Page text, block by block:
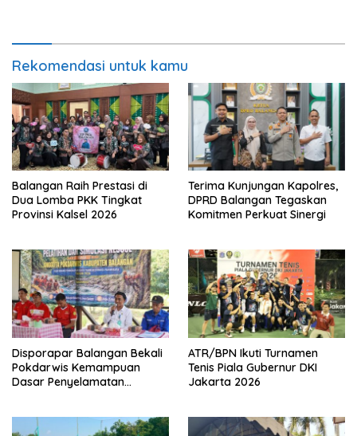
Rekomendasi untuk kamu
Balangan Raih Prestasi di
Dua Lomba PKK Tingkat
Provinsi Kalsel 2026
Terima Kunjungan Kapolres,
DPRD Balangan Tegaskan
Komitmen Perkuat Sinergi
Disporapar Balangan Bekali
Pokdarwis Kemampuan
Dasar Penyelamatan
ATR/BPN Ikuti Turnamen
Tenis Piala Gubernur DKI
Jakarta 2026